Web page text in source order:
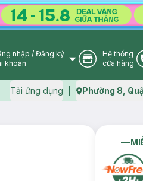
User Icon
nhập / Đăng ký
khoản
Store
Hệ thống
cửa hàng
Tải ứng dụng Phường 8,